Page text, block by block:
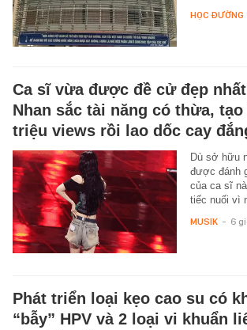
HỌC ĐƯỜNG
Ca sĩ vừa được đề cử đẹp
Nhan sắc tài năng có thừa,
triệu views rồi lao dốc cay
Dù sở hữu
được đánh
của ca sĩ
tiếc nuối vì
MUSIK - 6
Phát triển loại kẹo cao su có
“bẫy” HPV và 2 loại vi khuẩn